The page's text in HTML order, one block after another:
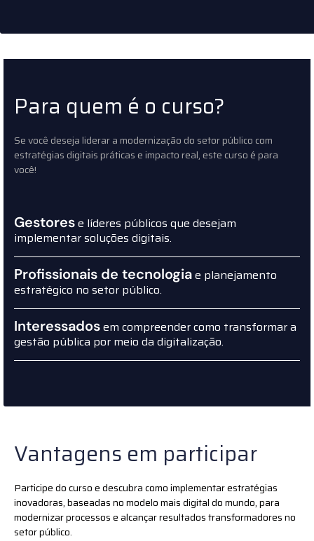
Para quem é o curso?
Se você deseja liderar a modernização do setor público com
estratégias digitais práticas e impacto real, este curso é para
você!
Gestorese líderes públicos que desejam
implementar soluções digitais.
Profissionais de tecnologiae planejamento
estratégico no setor público.
Interessadosem compreender como transformar a
gestão pública por meio da digitalização.
Vantagens em participar
Participe do curso e descubra como implementar estratégias
inovadoras, baseadas no modelo mais digital do mundo, para
modernizar processos e alcançar resultados transformadores no
setor público.